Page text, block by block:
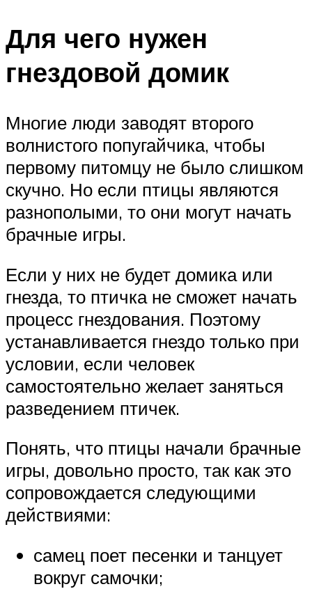
Для чего нужен
гнездовой домик
Многие люди заводят второго
волнистого попугайчика, чтобы
первому питомцу не было слишком
скучно. Но если птицы являются
разнополыми, то они могут начать
брачные игры.
Если у них не будет домика или
гнезда, то птичка не сможет начать
процесс гнездования. Поэтому
устанавливается гнездо только при
условии, если человек
самостоятельно желает заняться
разведением птичек.
Понять, что птицы начали брачные
игры, довольно просто, так как это
сопровождается следующими
действиями:
самец поет песенки и танцует
вокруг самочки;